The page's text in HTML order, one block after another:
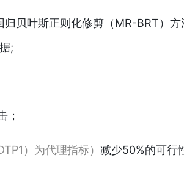
贝叶斯正则化修剪（MR-BRT）方
;
；
）为代理指标） 减少50%的可行